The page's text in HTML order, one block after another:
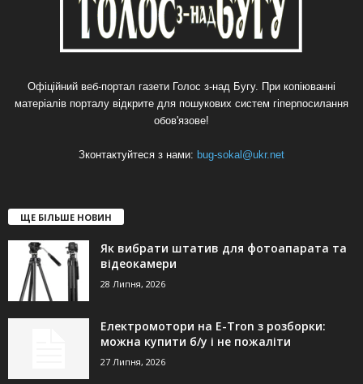
Офіційний веб-портал газети Голос з-над Бугу. При копіюванні
матеріалів порталу відкрите для пошукових систем гіперпосилання
обов'язове!
Зконтактуйтеся з нами: bug-sokal@ukr.net
ЩЕ БІЛЬШЕ НОВИН
Як вибрати штатив для фотоапарата та
відеокамери
28 Липня, 2026
Електромотори на E-Tron з розборки:
можна купити б/у і не пожаліти
27 Липня, 2026